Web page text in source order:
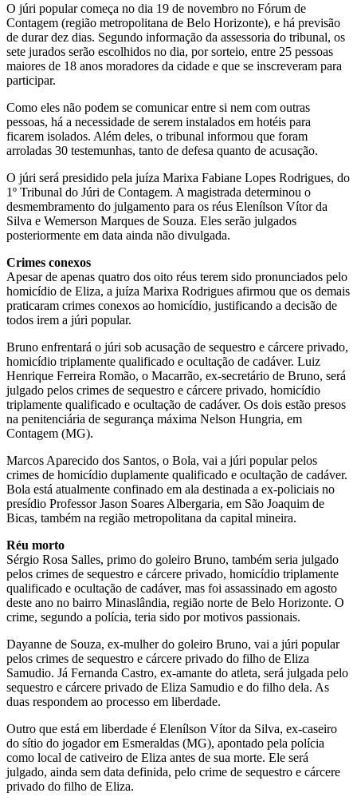
O júri popular começa no dia 19 de novembro no Fórum de
Contagem (região metropolitana de Belo Horizonte), e há previsão
de durar dez dias. Segundo informação da assessoria do tribunal, os
sete jurados serão escolhidos no dia, por sorteio, entre 25 pessoas
maiores de 18 anos moradores da cidade e que se inscreveram para
participar.
Como eles não podem se comunicar entre si nem com outras
pessoas, há a necessidade de serem instalados em hotéis para
ficarem isolados. Além deles, o tribunal informou que foram
arroladas 30 testemunhas, tanto de defesa quanto de acusação.
O júri será presidido pela juíza Marixa Fabiane Lopes Rodrigues, do
1º Tribunal do Júri de Contagem. A magistrada determinou o
desmembramento do julgamento para os réus Elenílson Vítor da
Silva e Wemerson Marques de Souza. Eles serão julgados
posteriormente em data ainda não divulgada.
Crimes conexos
Apesar de apenas quatro dos oito réus terem sido pronunciados pelo
homicídio de Eliza, a juíza Marixa Rodrigues afirmou que os demais
praticaram crimes conexos ao homicídio, justificando a decisão de
todos irem a júri popular.
Bruno enfrentará o júri sob acusação de sequestro e cárcere privado,
homicídio triplamente qualificado e ocultação de cadáver. Luiz
Henrique Ferreira Romão, o Macarrão, ex-secretário de Bruno, será
julgado pelos crimes de sequestro e cárcere privado, homicídio
triplamente qualificado e ocultação de cadáver. Os dois estão presos
na penitenciária de segurança máxima Nelson Hungria, em
Contagem (MG).
Marcos Aparecido dos Santos, o Bola, vai a júri popular pelos
crimes de homicídio duplamente qualificado e ocultação de cadáver.
Bola está atualmente confinado em ala destinada a ex-policiais no
presídio Professor Jason Soares Albergaria, em São Joaquim de
Bicas, também na região metropolitana da capital mineira.
Réu morto
Sérgio Rosa Salles, primo do goleiro Bruno, também seria julgado
pelos crimes de sequestro e cárcere privado, homicídio triplamente
qualificado e ocultação de cadáver, mas foi assassinado em agosto
deste ano no bairro Minaslândia, região norte de Belo Horizonte. O
crime, segundo a polícia, teria sido por motivos passionais.
Dayanne de Souza, ex-mulher do goleiro Bruno, vai a júri popular
pelos crimes de sequestro e cárcere privado do filho de Eliza
Samudio. Já Fernanda Castro, ex-amante do atleta, será julgada pelo
sequestro e cárcere privado de Eliza Samudio e do filho dela. As
duas respondem ao processo em liberdade.
Outro que está em liberdade é Elenílson Vítor da Silva, ex-caseiro
do sítio do jogador em Esmeraldas (MG), apontado pela polícia
como local de cativeiro de Eliza antes de sua morte. Ele será
julgado, ainda sem data definida, pelo crime de sequestro e cárcere
privado do filho de Eliza.